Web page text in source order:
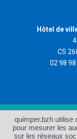
Hôtel de
CS
02 98
Accueil
Protection des
quimper.bzh utilise
pour mesurer les
sur les réseaux